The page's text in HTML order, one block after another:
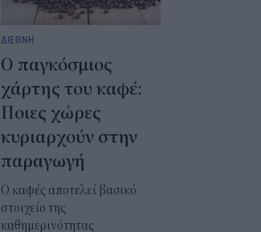
ΔΙΕΘΝΗ
Ο παγκόσμιος
χάρτης του καφέ:
Ποιες χώρες
κυριαρχούν στην
παραγωγή
Ο καφές αποτελεί βασικό
στοιχείο της
καθημερινότητας